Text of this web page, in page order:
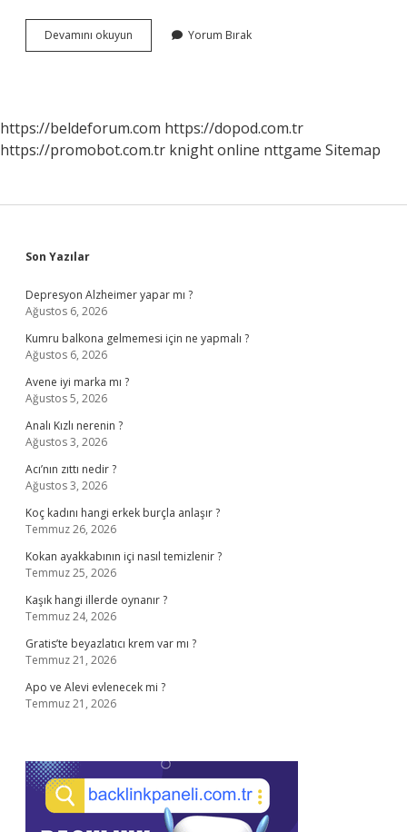
Devamını okuyun
Müeyyide
Yorum Bırak
https://beldeforum.com https://dopod.com.tr
https://promobot.com.tr knight online nttgame Sitemap
Sidebar
Son Yazılar
Depresyon Alzheimer yapar mı ?
Ağustos 6, 2026
Kumru balkona gelmemesi için ne yapmalı ?
Ağustos 6, 2026
Avene iyi marka mı ?
Ağustos 5, 2026
Analı Kızlı nerenin ?
Ağustos 3, 2026
Acı’nın zıttı nedir ?
Ağustos 3, 2026
Koç kadını hangi erkek burçla anlaşır ?
Temmuz 26, 2026
Kokan ayakkabının içi nasıl temizlenir ?
Temmuz 25, 2026
Kaşık hangi illerde oynanır ?
Temmuz 24, 2026
Gratis’te beyazlatıcı krem var mı ?
Temmuz 21, 2026
Apo ve Alevi evlenecek mi ?
Temmuz 21, 2026